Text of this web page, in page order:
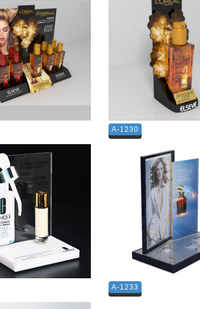
A-1230
A-1233